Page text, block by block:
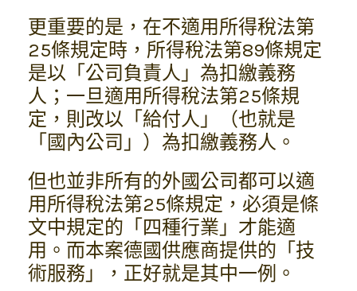
更重要的是，在不適用所得稅法第
25條規定時，所得稅法第89條規定
是以「公司負責人」為扣繳義務
人；一旦適用所得稅法第25條規
定，則改以「給付人」（也就是
「國內公司」）為扣繳義務人。
但也並非所有的外國公司都可以適
用所得稅法第25條規定，必須是條
文中規定的「四種行業」才能適
用。而本案德國供應商提供的「技
術服務」，正好就是其中一例。